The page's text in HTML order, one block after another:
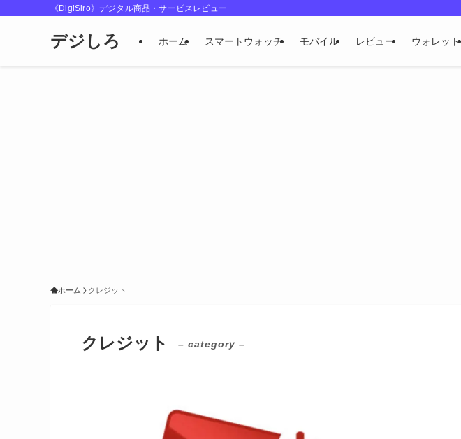
《DigiSiro》デジタル商品・サービスレビュー
デジしろ ホーム スマートウォッチ モバイル レビュー ウォレット
ホーム クレジット
クレジット – category –